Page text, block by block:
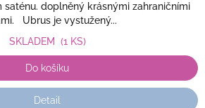
doplněný krásnými zahraničními
Ubrus je vystužený...
SKLADEM (1 KS)
Do košíku
Detail